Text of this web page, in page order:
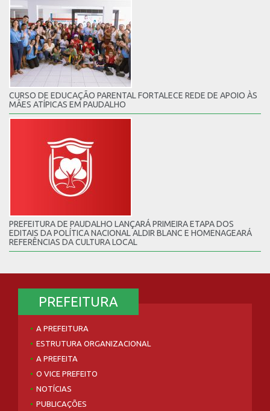
CURSO DE EDUCAÇÃO PARENTAL FORTALECE REDE DE APOIO ÀS
MÃES ATÍPICAS EM PAUDALHO
PREFEITURA DE PAUDALHO LANÇARÁ PRIMEIRA ETAPA DOS
EDITAIS DA POLÍTICA NACIONAL ALDIR BLANC E HOMENAGEARÁ
REFERÊNCIAS DA CULTURA LOCAL
PREFEITURA
A PREFEITURA
ESTRUTURA ORGANIZACIONAL
A PREFEITA
O VICE PREFEITO
NOTÍCIAS
PUBLICAÇÕES